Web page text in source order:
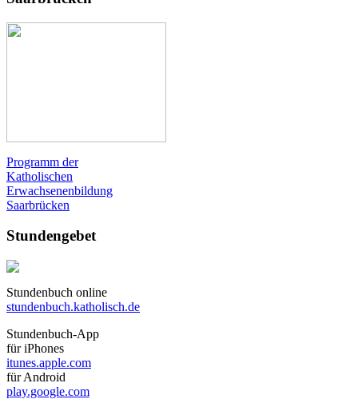
Programm der
Katholischen
Erwachsenenbildung
Saarbrücken
Stundengebet
Stundenbuch online
stundenbuch.katholisch.de
Stundenbuch-App
für iPhones
itunes.apple.com
für Android
play.google.com